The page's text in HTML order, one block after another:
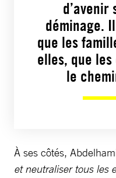
d’avenir
déminage.
que les
elles, que
le
À ses côtés,
et neutraliser tous les